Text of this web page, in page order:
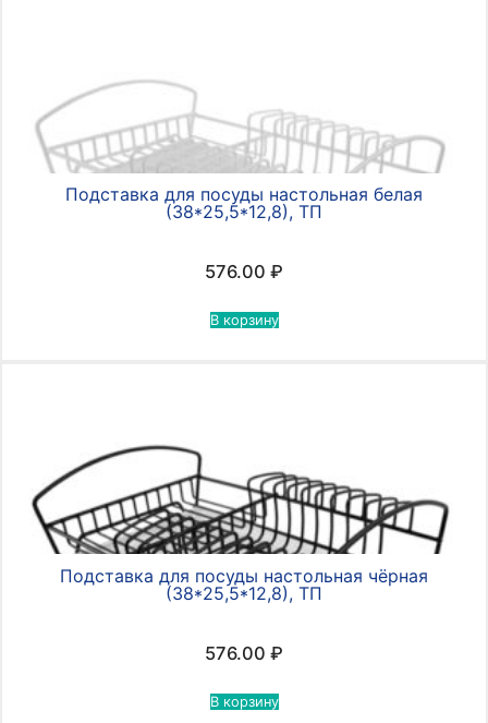
Подставка для посуды настольная белая
(38*25,5*12,8), ТП
576.00 ₽
В корзину
Подставка для посуды настольная чёрная
(38*25,5*12,8), ТП
576.00 ₽
В корзину